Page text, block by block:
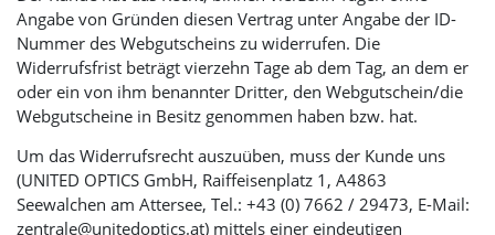
Angabe von Gründen diesen Vertrag unter Angabe der ID-
Nummer des Webgutscheins zu widerrufen. Die
Widerrufsfrist beträgt vierzehn Tage ab dem Tag, an dem er
oder ein von ihm benannter Dritter, den Webgutschein/die
Webgutscheine in Besitz genommen haben bzw. hat.
Um das Widerrufsrecht auszuüben, muss der Kunde uns
(UNITED OPTICS GmbH, Raiffeisenplatz 1, A4863
Seewalchen am Attersee, Tel.: +43 (0) 7662 / 29473, E-Mail:
zentrale@unitedoptics.at) mittels einer eindeutigen